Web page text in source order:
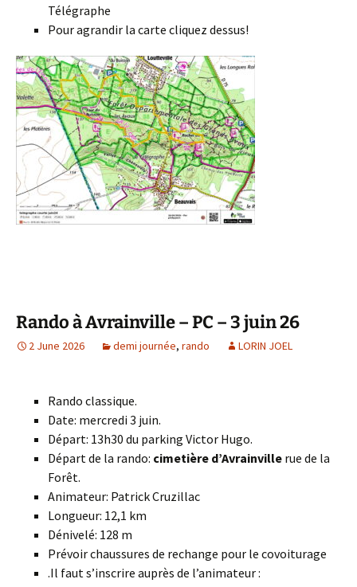
Télégraphe
Pour agrandir la carte cliquez dessus!
Rando à Avrainville – PC – 3 juin 26
2 June 2026 demi journée, rando LORIN JOEL
Rando classique.
Date: mercredi 3 juin.
Départ: 13h30 du parking Victor Hugo.
Départ de la rando: cimetière d’Avrainville rue de la
Forêt.
Animateur: Patrick Cruzillac
Longueur: 12,1 km
Dénivelé: 128 m
Prévoir chaussures de rechange pour le covoiturage
.Il faut s’inscrire auprès de l’animateur :